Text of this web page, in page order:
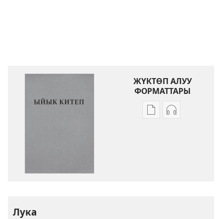
ЖҮКТӨП АЛУУ
ФОРМАТТАРЫ
АдабияттыАудиолорду
Лука